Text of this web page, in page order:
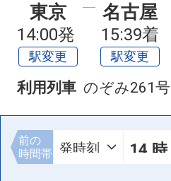
東京
14:00発
駅変更
名古屋
15:39着
駅変更
利用列車 のぞみ261号
前の
時間帯